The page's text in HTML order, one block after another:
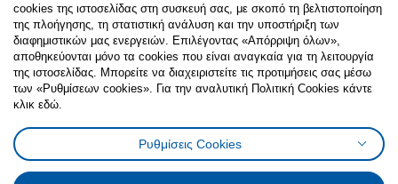
FacebookInstagram
TikTokYoutubePinterestTwitter
Πολιτική CookiesΔήλωση ψηφιακής προσβασιμότητας
Ρυθμίσεις cookiesΌροι Χρήσης
Γενική Πολιτική Προσωπικών Δεδομένων
cookies της ιστοσελίδας στη συσκευή σας, με σκοπό τη βελτιστοποίηση
της πλοήγησης, τη στατιστική ανάλυση και την υποστήριξη των
διαφημιστικών μας ενεργειών. Επιλέγοντας «Απόρριψη όλων»,
αποθηκεύονται μόνο τα cookies που είναι αναγκαία για τη λειτουργία
της ιστοσελίδας. Μπορείτε να διαχειριστείτε τις προτιμήσεις σας μέσω
των «Ρυθμίσεων cookies». Για την αναλυτική Πολιτική Cookies κάντε
κλικ εδώ.
Ρυθμίσεις Cookies